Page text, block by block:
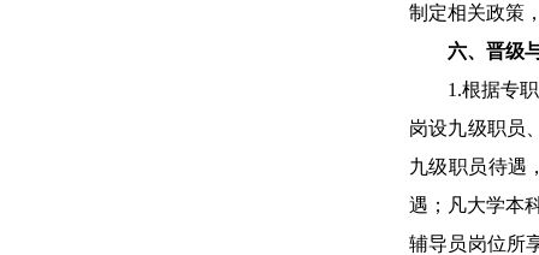
制定相关政策
六、晋级
1 .根据专
岗设九级职员
九级职员待遇
遇；凡大学本
辅导员岗位所